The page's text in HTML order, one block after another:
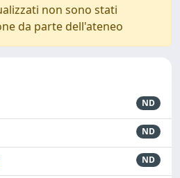
non sono stati
da parte dell'ateneo
ND
ND
ND